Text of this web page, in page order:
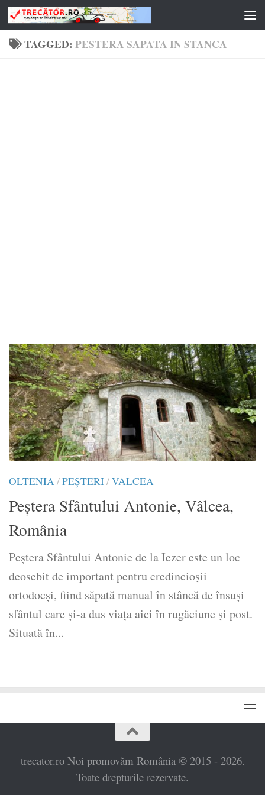
Skip to content
TAGGED:PESTERA SAPATA IN STANCA
OLTENIA/PEȘTERI/VALCEA
Peștera Sfântului Antonie, Vâlcea,
România
Peștera Sfântului Antonie de la Iezer este un loc
deosebit de important pentru credincioșii
ortodocși, fiind săpată manual în stâncă de însuși
sfântul care și-a dus viața aici în rugăciune și post.
Situată în...
trecator.ro Noi promovăm România © 2015 - 2026.
Toate drepturile rezervate.